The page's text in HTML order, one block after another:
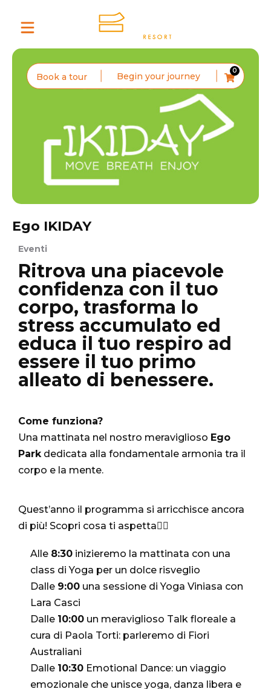
Book a tour Begin your journey 0
Ego IKIDAY
Eventi
Ritrova una piacevole
confidenza con il tuo
corpo, trasforma lo
stress accumulato ed
educa il tuo respiro ad
essere il tuo primo
alleato di benessere.
Come funziona?
Una mattinata nel nostro meraviglioso Ego
Parkdedicata alla fondamentale armonia tra il
corpo e la mente.
Quest’anno il programma si arricchisce ancora
di più! Scopri cosa ti aspetta👇🏻
Alle 8:30 inizieremo la mattinata con una
class di Yoga per un dolce risveglio
Dalle 9:00 una sessione di Yoga Viniasa con
Lara Casci
Dalle 10:00 un meraviglioso Talk floreale a
cura di Paola Torti: parleremo di Fiori
Australiani
Dalle 10:30 Emotional Dance: un viaggio
emozionale che unisce yoga, danza libera e